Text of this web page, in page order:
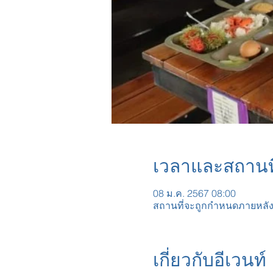
เวลาและสถา
08 ม.ค. 2567 08:00
สถานที่จะถูกกำหนดภายหลัง
เกี่ยวกับอีเวนท์